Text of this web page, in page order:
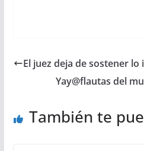
El juez deja de sostener lo
Yay@flautas del
También te